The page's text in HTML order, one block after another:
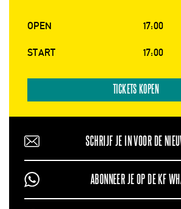
OPEN 17:00
START 17:00
TICKETS KOPEN
SCHRIJF JE IN VOOR DE
ABONNEER JE OP DE KF